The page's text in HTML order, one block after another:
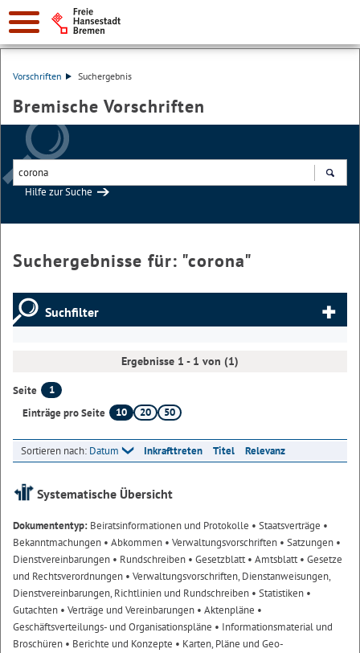
Vorschriften Suchergebnis
Bremische Vorschriften
Hilfe zur Suche
Suchergebnisse für: "corona"
Suchfilter
Ergebnisse 1 - 1 von (1)
Seite
1
Einträge pro Seite
10 20 50
Sortieren nach: Datum Inkrafttreten Titel Relevanz
Systematische Übersicht
Dokumententyp: Beiratsinformationen und Protokolle • Staatsverträge •
Bekanntmachungen • Abkommen • Verwaltungsvorschriften • Satzungen •
Dienstvereinbarungen • Rundschreiben • Gesetzblatt• Amtsblatt• Gesetze
und Rechtsverordnungen • Verwaltungsvorschriften, Dienstanweisungen,
Dienstvereinbarungen, Richtlinien und Rundschreiben • Statistiken •
Gutachten • Verträge und Vereinbarungen • Aktenpläne •
Geschäftsverteilungs- und Organisationspläne • Informationsmaterial und
Broschüren • Berichte und Konzepte • Karten, Pläne und Geo-